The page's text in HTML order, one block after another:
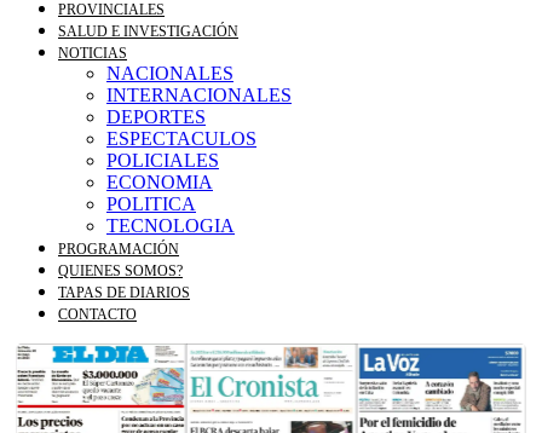
PROVINCIALES
SALUD E INVESTIGACIÓN
NOTICIAS
NACIONALES
INTERNACIONALES
DEPORTES
ESPECTACULOS
POLICIALES
ECONOMIA
POLITICA
TECNOLOGIA
PROGRAMACIÓN
QUIENES SOMOS?
TAPAS DE DIARIOS
CONTACTO